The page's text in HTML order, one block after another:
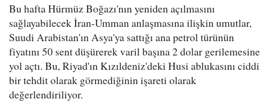
Bu hafta Hürmüz Boğazı'nın yeniden açılmasını
sağlayabilecek İran-Umman anlaşmasına ilişkin umutlar,
Suudi Arabistan'ın Asya'ya sattığı ana petrol türünün
fiyatını 50 sent düşürerek varil başına 2 dolar gerilemesine
yol açtı. Bu, Riyad'ın Kızıldeniz'deki Husi ablukasını ciddi
bir tehdit olarak görmediğinin işareti olarak
değerlendiriliyor.